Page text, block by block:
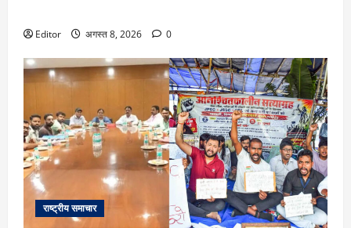
Editor अगस्त 8, 2026 0
राष्ट्रीय समाचार